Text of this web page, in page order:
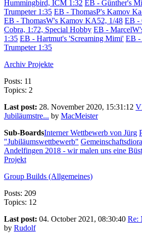
Hummingbird, ICM 1:32 EB - Günther's
Trumpeter 1:35 EB - ThomasP's Kamov
EB - ThomasW's Kamov KA52, 1/48 EB -
Cobra, 1:72, Special Hobby EB -
1:35 EB - Hartmut's 'Screaming Mimi' EB -
Trumpeter 1:35
Archiv Projekte
Posts: 11
Topics: 2
Last post: 28. November 2020, 15:31:12
Jubiläumstre... by MacMeister
Sub-BoardsInterner Wettbewerb von Jürg
"Jubiläumswettbewerb"
Andelfingen 2018 - wir malen uns eine
Projekt
Group Builds (Allgemeines)
Posts: 209
Topics: 12
Last post: 04. October 2021, 08:30:40 Re:
by Rudolf